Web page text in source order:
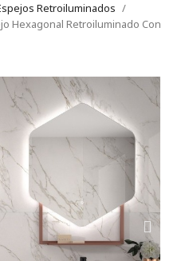
Retroiluminados
Hexagonal Retroiluminado Con